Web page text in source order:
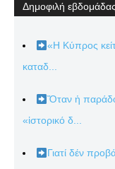
Δημοφιλή εβδομάδας
«Η Κύπρος
καταδ...
Ὅταν ἡ
«ἱστορικό δ...
Γιατί δέν